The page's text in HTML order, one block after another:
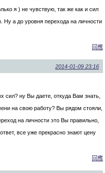
я ) не чувствую, так же как и сил
Ну а до уровня перехода на личности
回應
2014-01-09 23:16
сил? ну Вы даете, откуда Вам знать,
на свою работу? Вы рядом стояли,
на личности это Вы правильно,
все уже прекрасно знают цену
回應